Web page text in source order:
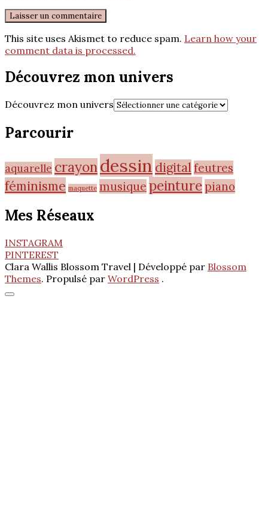
This site uses Akismet to reduce spam. Learn how your
comment data is processed.
Découvrez mon univers
Découvrez mon univers
Parcourir
aquarelle crayondessin digitalfeutres
féminisme maquette musique peinturepiano
Mes Réseaux
INSTAGRAM
PINTEREST
Clara Wallis Blossom Travel | Développé par Blossom
Themes. Propulsé par WordPress .